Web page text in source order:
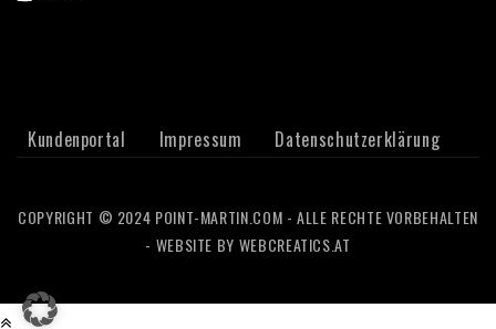
Kundenportal Impressum Datenschutzerklärung
COPYRIGHT © 2024 POINT-MARTIN.COM - ALLE RECHTE VORBEHALTEN
- WEBSITE BY WEBCREATICS.AT